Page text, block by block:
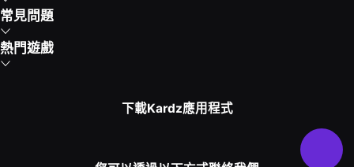
常見問題
熱門遊戲
下載Kardz應用程式